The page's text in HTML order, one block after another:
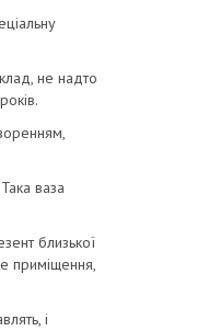
не надто
ваза
близької
приміщення,
і